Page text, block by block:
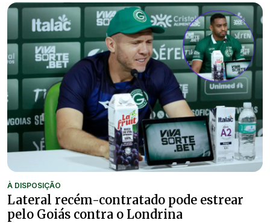
À DISPOSIÇÃO
Lateral recém-contratado pode estrear
pelo Goiás contra o Londrina